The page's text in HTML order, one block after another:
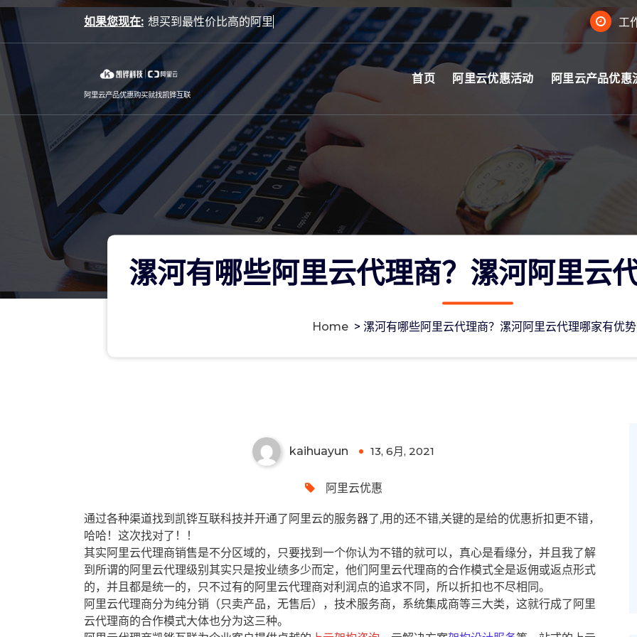
Skip
to
content
如果您现在: 工
阿里云产品优惠购买就找凯铧互联
首页 阿里云优惠活动 阿里云产品优惠
漯河有哪些阿里云代理商？漯河阿里云
Home > 漯河有哪些阿里云代理商？漯河阿里云代理哪家有优
kaihuayun 13, 6月, 2021
阿里云优惠
通过各种渠道找到凯铧互联科技并开通了阿里云的服务器了,用的还不错,关键的是给的优惠折扣更不错，
哈哈！这次找对了！！
其实阿里云代理商销售是不分区域的，只要找到一个你认为不错的就可以，真心是看缘分，并且我了解
到所谓的阿里云代理级别其实只是按业绩多少而定，他们阿里云代理商的合作模式全是返佣或返点形式
的，并且都是统一的，只不过有的阿里云代理商对利润点的追求不同，所以折扣也不尽相同。
阿里云代理商分为纯分销（只卖产品，无售后），技术服务商，系统集成商等三大类，这就行成了阿里
云代理商的合作模式大体也分为这三种。